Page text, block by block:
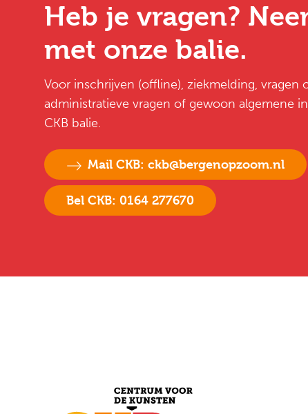
Heb je vragen?
met onze balie.
Voor inschrijven (offline), ziekmelding, vragen
administratieve vragen of gewoon algemene
CKB balie.
Mail CKB: ckb@bergenopzoom.nl
Bel CKB: 0164 277670